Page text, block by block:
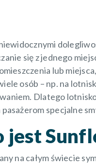
się z jednego
lub
osób – np. na
Dlatego
specjalne
jest
na całym świecie